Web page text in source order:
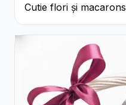
Cutie flori și macarons